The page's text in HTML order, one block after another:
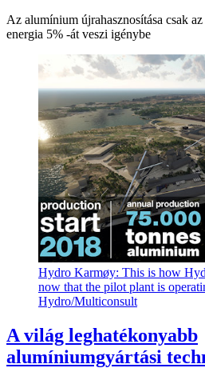
Az alumínium újrahasznosítása csak
energia 5% -át veszi igénybe
Hydro Karmøy: This is how
now that the pilot plant is
Hydro/Multiconsult
A világ leghatékonyabb
alumíniumgyártási